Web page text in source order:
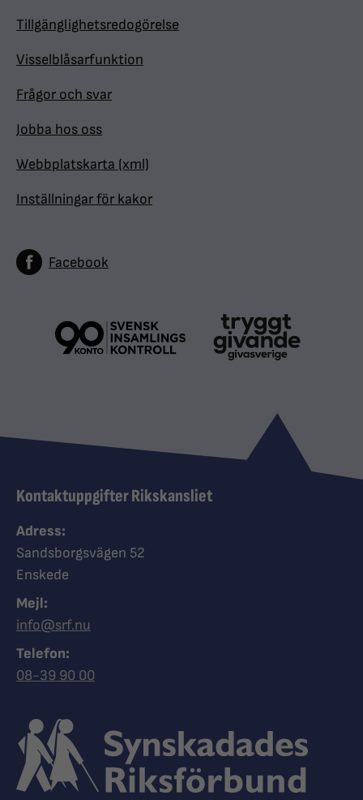
Tillgänglighetsredogörelse
Visselblåsarfunktion
Frågor och svar
Jobba hos oss
Webbplatskarta (xml)
Inställningar för kakor
Facebook
Kontaktuppgifter Rikskansliet
Adress:
Sandsborgsvägen 52
Enskede
Mejl:
info@srf.nu
Telefon:
Ring Synskadades riksförbund
08-39 90 00